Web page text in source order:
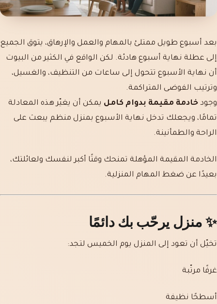
بعد أسبوع طويل ممتلئ بالمهام والعمل والإرهاق، يتوق الجميع
إلى عطلة نهاية أسبوع هادئة. لكن الواقع في الكثير من البيوت
أن نهاية الأسبوع تتحول إلى ساعات من التنظيف، والغسيل،
وترتيب الفوضى المتراكمة.
وجود خادمة مقيمة بدوام كامل يمكن أن يغيّر هذه المعادلة
تمامًا، ويجعلك تدخل نهاية الأسبوع بمنزل منظم يبعث على
الراحة والطمأنينة.
الخادمة المقيمة المؤهلة تمنحك وقتًا أكبر لنفسك ولعائلتك،
بعيدًا عن ضغط المهام المنزلية.
✨ منزل يرحّب بك دائمًا
تخيّل أن تعود إلى المنزل يوم الخميس لتجد:
غرفًا مرتّبة
أسطحًا نظيفة